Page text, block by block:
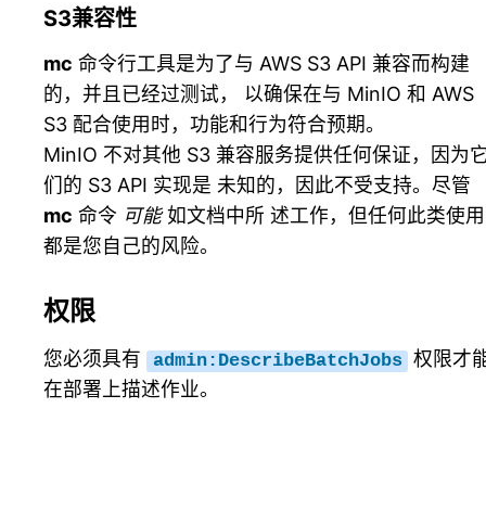
S3兼容性
mc 命令行工具是为了与 AWS S3 API 兼容而构建
的，并且已经过测试， 以确保在与 MinIO 和 AWS
S3 配合使用时，功能和行为符合预期。
MinIO 不对其他 S3 兼容服务提供任何保证，因为
们的 S3 API 实现是 未知的，因此不受支持。尽管
mc 命令 可能如文档中所 述工作，但任何此类使用
都是您自己的风险。
权限
您必须具有 admin:DescribeBatchJobs 权限才
在部署上描述作业。